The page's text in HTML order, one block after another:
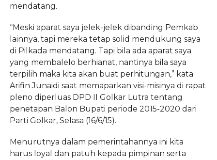
mendatang.
“Meski aparat saya jelek-jelek dibanding Pemkab
lainnya, tapi mereka tetap solid mendukung saya
di Pilkada mendatang. Tapi bila ada aparat saya
yang membalelo berhianat, nantinya bila saya
terpilih maka kita akan buat perhitungan,” kata
Arifin Junaidi saat memaparkan visi-misinya di rapat
pleno diperluas DPD II Golkar Lutra tentang
penetapan Balon Bupati periode 2015-2020 dari
Parti Golkar, Selasa (16/6/15).
Menurutnya dalam pemerintahannya ini kita
harus loyal dan patuh kepada pimpinan serta